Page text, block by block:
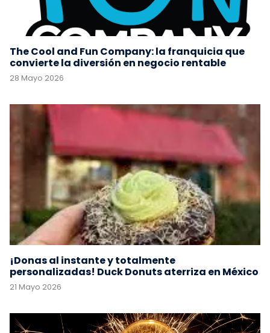
The Cool and Fun Company: la franquicia que
convierte la diversión en negocio rentable
28 Mayo 2026
¡Donas al instante y totalmente
personalizadas! Duck Donuts aterriza en México
21 Mayo 2026